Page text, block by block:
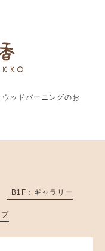
ッドバーニングのお
B1F：ギャラリー